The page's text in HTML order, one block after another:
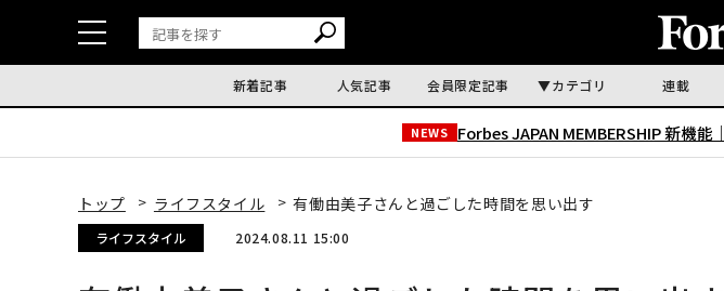
新着記事 人気記事 会員限定記事 カテゴリ 連載
NEWS Forbes JAPAN MEMBERSHIP 新機能｜
トップ ライフスタイル 有働由美子さんと過ごした時間を思い出す
ライフスタイル 2024.08.11 15:00